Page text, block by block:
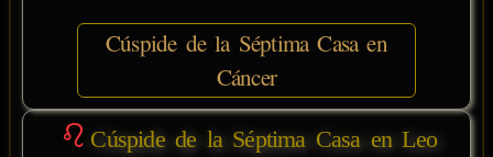
Cúspide de la Séptima Casa en
Cáncer
Cúspide de la Séptima Casa en Leo